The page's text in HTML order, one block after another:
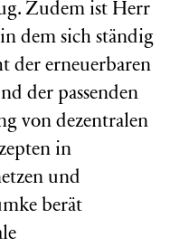
Zudem ist Herr
dem sich ständig
der erneuerbaren
der passenden
von dezentralen
in
und
berät